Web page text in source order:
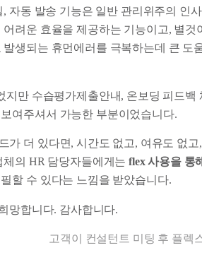
자동 발송 기능은 일반 관리위주의 인
려운 효율을 제공하는 기능이고, 별것
생되는 휴먼에러를 극복하는데 큰 도
만 수습평가제출안내, 온보딩 피드백
여주셔서 가능한 부분이었습니다.
가 더 있다면, 시간도 없고, 여유도 없고
체의 HR 담당자들에게는flex 사용을 통
할 수 있다는 느낌을 받았습니다.
망합니다. 감사합니다.
고객이 컨설턴트 미팅 후 플렉